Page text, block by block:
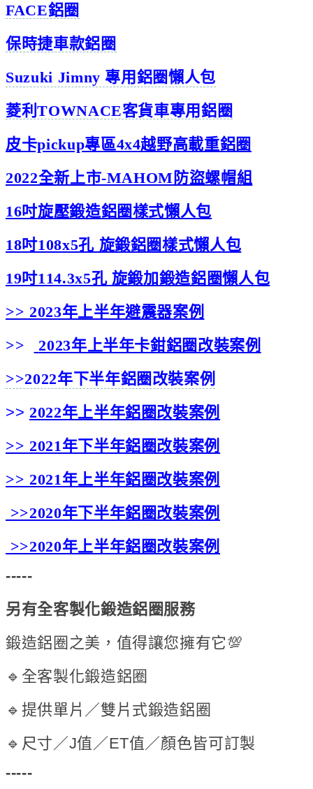
FACE鋁圈
保時捷車款鋁圈
Suzuki Jimny 專用鋁圈懶人包
菱利TOWNACE客貨車專用鋁圈
皮卡pickup專區4x4越野高載重鋁圈
2022全新上市-MAHOM防盜螺帽組
16吋旋壓鍛造鋁圈樣式懶人包
18吋108x5孔 旋鍛鋁圈樣式懶人包
19吋114.3x5孔 旋鍛加鍛造鋁圈懶人包
>> 2023年上半年避震器案例
>>
2023年上半年卡鉗鋁圈改裝案例
>>2022年下半年鋁圈改裝案例
>> 2022年上半年鋁圈改裝案例
>> 2021年下半年鋁圈改裝案例
>> 2021年上半年鋁圈改裝案例
>>2020年下半年鋁圈改裝案例
>>2020年上半年鋁圈改裝案例
-----
另有全客製化鍛造鋁圈服務
鍛造鋁圈之美，值得讓您擁有它💯
🔹全客製化鍛造鋁圈
🔹提供單片／雙片式鍛造鋁圈
🔹尺寸／J值／ET值／顏色皆可訂製
-----